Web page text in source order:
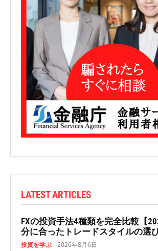
LATEST ARTICLES
FXの投資手法4種類を完全比較【
分に合ったトレードスタイルの選
投資を学ぶ 2026年8月6日